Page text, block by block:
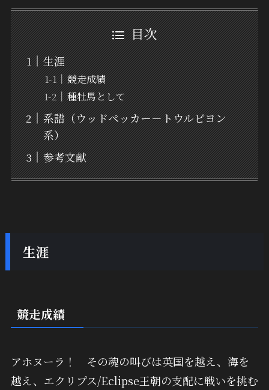
目次
生涯
競走成績
種牡馬として
系譜（ウッドペッカー－トウルビヨン
系）
参考文献
生涯
競走成績
アホヌーラ！ その魂の叫びは英国を越え、海を
越え、エクリプス/Eclipse王朝の支配に戦いを挑む